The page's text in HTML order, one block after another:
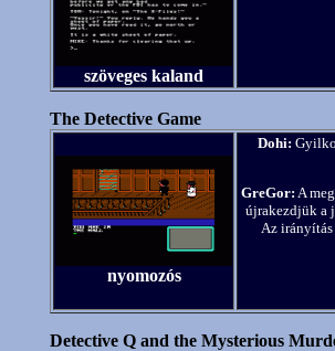
szöveges kaland
The Detective Game
nyomozós
Dohi:
GreGor: A
újrakezdjük a
Az irányítás
Detective Q and the Mysterious